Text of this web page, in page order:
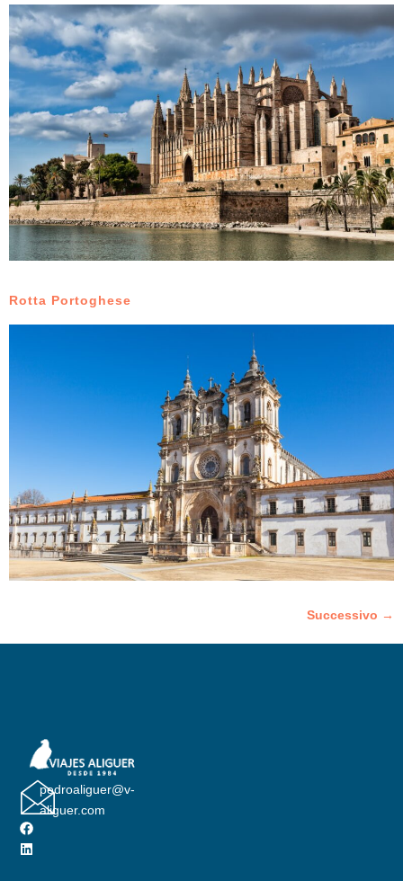
Rotta Portoghese
Successivo →
pedroaliguer@v-
aliguer.com